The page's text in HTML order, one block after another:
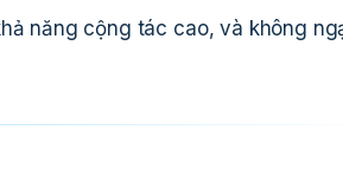
năng cộng tác cao, và không